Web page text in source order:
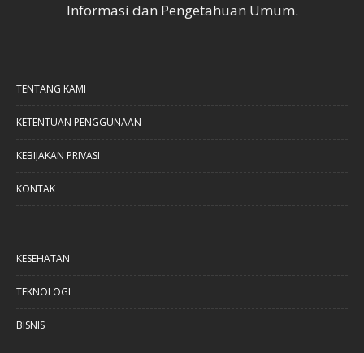
Informasi dan Pengetahuan Umum.
TENTANG KAMI
KETENTUAN PENGGUNAAN
KEBIJAKAN PRIVASI
KONTAK
KESEHATAN
TEKNOLOGI
BISNIS